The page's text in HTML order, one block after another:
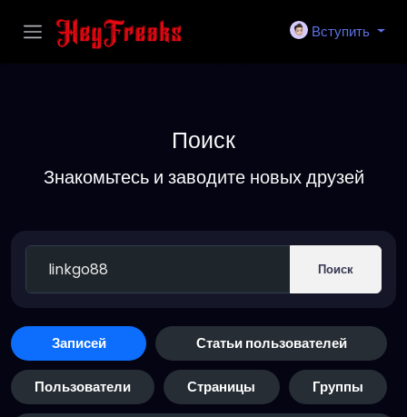
Вступить
Поиск
Знакомьтесь и заводите новых друзей
Поиск
Записей Статьи пользователей
Пользователи Страницы Группы